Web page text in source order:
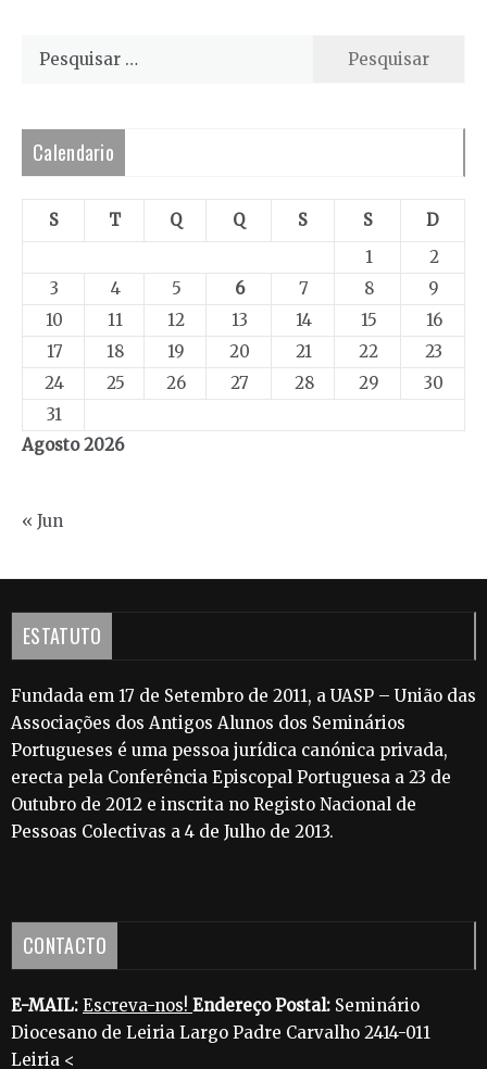
Pesquisar
Calendario
Agosto 2026
S T Q Q S S
D
1
2
3
4 5 6 7 8
9
10
11 12 13 14 15
16
17
18 19 20 21 22
23
24
25 26 27 28 29
30
31
« Jun
ESTATUTO
Fundada em 17 de Setembro de 2011, a UASP – União das
Associações dos Antigos Alunos dos Seminários
Portugueses é uma pessoa jurídica canónica privada,
erecta pela Conferência Episcopal Portuguesa a 23 de
Outubro de 2012 e inscrita no Registo Nacional de
Pessoas Colectivas a 4 de Julho de 2013.
CONTACTO
E-MAIL: Escreva-nos! Endereço Postal: Seminário
Diocesano de Leiria Largo Padre Carvalho 2414-011
Leiria <